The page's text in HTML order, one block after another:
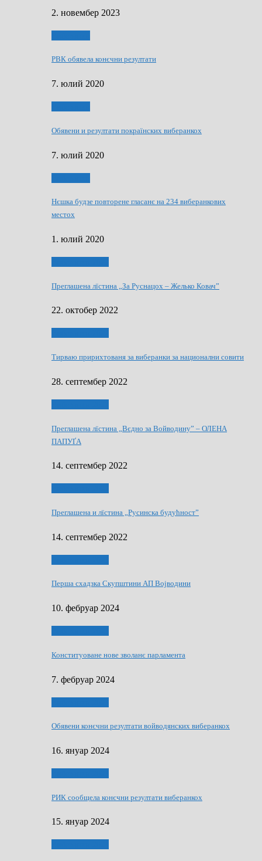
2. новембер 2023
РВК обявела конєчни резултати
7. юлий 2020
Обявени и резултати покраїнских виберанкох
7. юлий 2020
Нєшка будзе повторене гласанє на 234 виберанкових
местох
1. юлий 2020
Преглашена лїстина „За Руснацох – Желько Ковач”
22. октобер 2022
Тирваю пририхтованя за виберанки за национални совити
28. септембер 2022
Преглашена лїстина „Вєдно за Войводину” – ОЛЕНА
ПАПУҐА
14. септембер 2022
Преглашена и лїстина „Русинска будућност”
14. септембер 2022
Перша схадзка Скупштини АП Војводини
10. фебруар 2024
Конституоване нове зволанє парламентa
7. фебруар 2024
Обявени конєчни резултати войводянских виберанкох
16. януар 2024
РИК сообщела конєчни резултати виберанкох
15. януар 2024